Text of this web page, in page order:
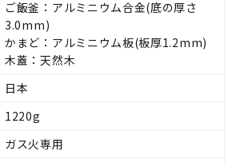
ご飯釜：アルミニウム合金(底の厚さ
3.0mm)
かまど：アルミニウム板(板厚1.2mm)
木蓋：天然木
日本
1220g
ガス火専用